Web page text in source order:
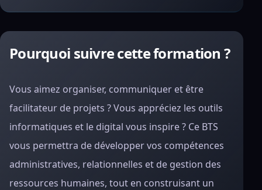
Pourquoi suivre cette formation ?
Vous aimez organiser, communiquer et être
facilitateur de projets ? Vous appréciez les outils
informatiques et le digital vous inspire ? Ce BTS
vous permettra de développer vos compétences
administratives, relationnelles et de gestion des
ressources humaines, tout en construisant un